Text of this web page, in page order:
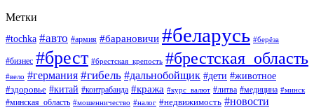
Метки
#tochka #авто #армия #барановичи #беларусь #берёза
#бизнес #брест #брестская_крепость #брестская_область
#вело #германия #гибель #дальнобойщик #дети #животное
#здоровье #китай #контрабанда #кража #курс_валют #литва #медицина #минск
#минская_область #мошенничество #налог #недвижимость #новости